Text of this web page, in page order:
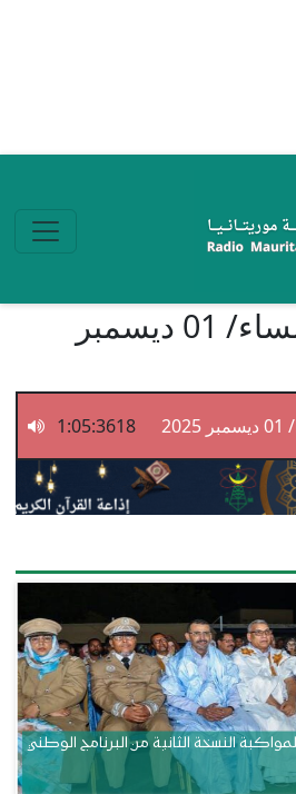
نشرة الثامنة مساء/ 01 ديسمبر
1:05:3618
النسخة الثانية من البرنامج الوطني